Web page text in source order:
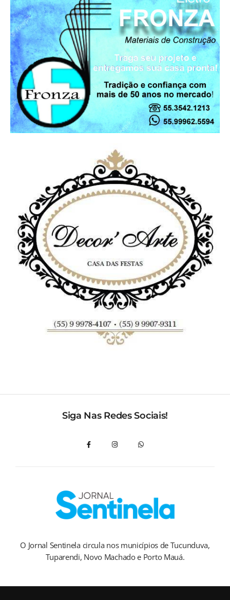
Siga Nas Redes Sociais!
O Jornal Sentinela circula nos municípios de Tucunduva,
Tuparendi, Novo Machado e Porto Mauá.